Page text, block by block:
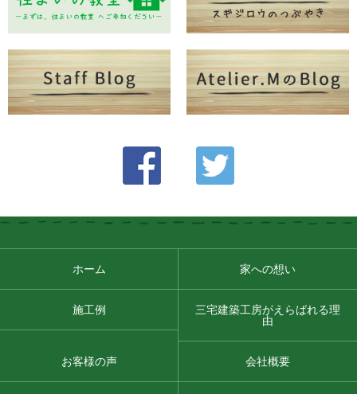
ホーム 家への想い
施工例
三宅建築工房がえらばれる理
由
お客様の声 会社概要